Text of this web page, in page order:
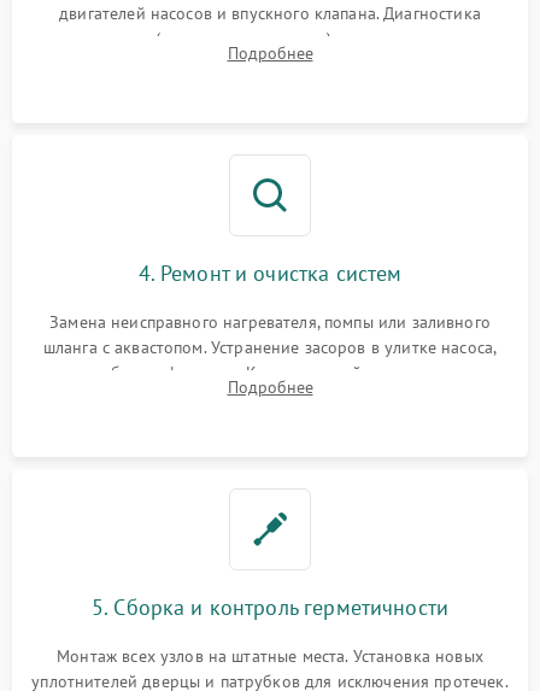
двигателей насосов и впускного клапана. Диагностика
прессостата (датчика уровня воды), датчика мутности,
концевика дверцы и электронного модуля управления.
Подробнее
4. Ремонт и очистка систем
Замена неисправного нагревателя, помпы или заливного
шланга с аквастопом. Устранение засоров в улитке насоса,
патрубках и фильтрах. Компонентный ремонт платы
управления, восстановление поврежденной проводки.
Подробнее
5. Сборка и контроль герметичности
Монтаж всех узлов на штатные места. Установка новых
уплотнителей дверцы и патрубков для исключения протечек.